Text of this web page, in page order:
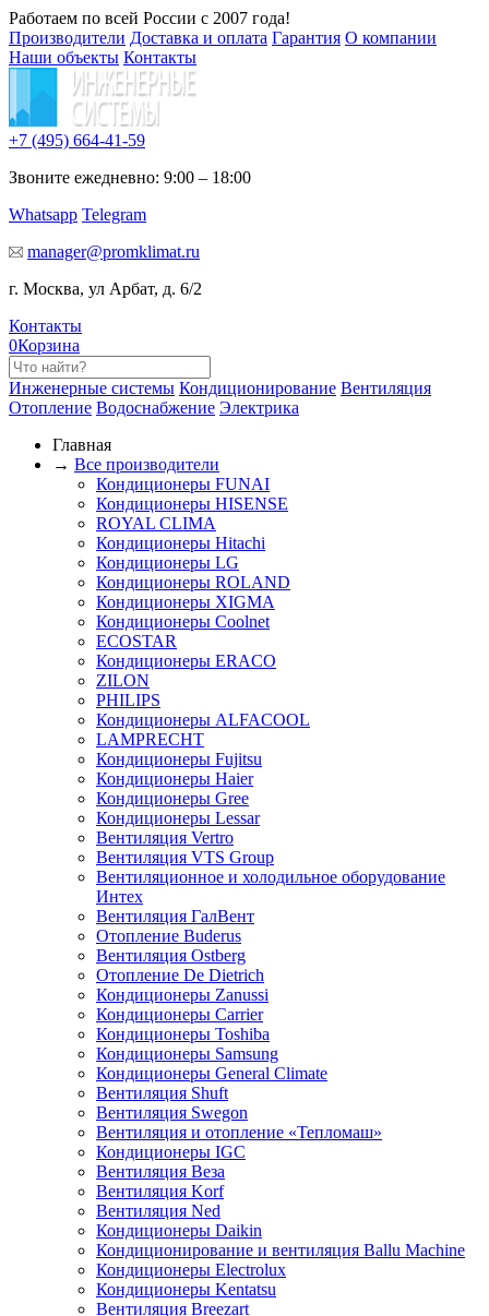
Работаем по всей России с 2007 года!
Производители Доставка и оплата Гарантия О компании
Наши объекты Контакты
+7 (495) 664-41-59
Звоните ежедневно: 9:00 – 18:00
Whatsapp Telegram
manager@promklimat.ru
г. Москва, ул Арбат, д. 6/2
Контакты
0Корзина
Инженерные системы Кондиционирование Вентиляция
Отопление Водоснабжение Электрика
Главная
→ Все производители
Кондиционеры FUNAI
Кондиционеры HISENSE
ROYAL CLIMA
Кондиционеры Hitachi
Кондиционеры LG
Кондиционеры ROLAND
Кондиционеры XIGMA
Кондиционеры Coolnet
ECOSTAR
Кондиционеры ERACO
ZILON
PHILIPS
Кондиционеры ALFACOOL
LAMPRECHT
Кондиционеры Fujitsu
Кондиционеры Haier
Кондиционеры Gree
Кондиционеры Lessar
Вентиляция Vertro
Вентиляция VTS Group
Вентиляционное и холодильное оборудование
Интех
Вентиляция ГалВент
Отопление Buderus
Вентиляция Ostberg
Отопление De Dietrich
Кондиционеры Zanussi
Кондиционеры Carrier
Кондиционеры Toshiba
Кондиционеры Samsung
Кондиционеры General Climate
Вентиляция Shuft
Вентиляция Swegon
Вентиляция и отопление «Тепломаш»
Кондиционеры IGC
Вентиляция Веза
Вентиляция Korf
Вентиляция Ned
Кондиционеры Daikin
Кондиционирование и вентиляция Ballu Machine
Кондиционеры Electrolux
Кондиционеры Kentatsu
Вентиляция Breezart